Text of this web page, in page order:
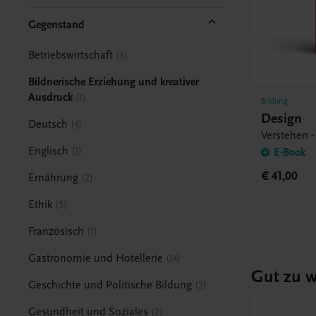
Gegenstand
Betriebswirtschaft 3
Bildnerische Erziehung und kreativer
Ausdruck 1
Deutsch 4
Englisch 1
Ernährung 2
Ethik 5
Französisch 1
Gastronomie und Hotellerie 14
Geschichte und Politische Bildung 2
Gesundheit und Soziales 2
Bildung
Design
Verstehen
E-Book
€ 41,00
Gut zu